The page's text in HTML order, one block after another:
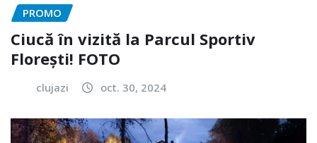
PROMO
Ciucă în vizită la Parcul Sportiv
Florești! FOTO
clujazi oct. 30, 2024